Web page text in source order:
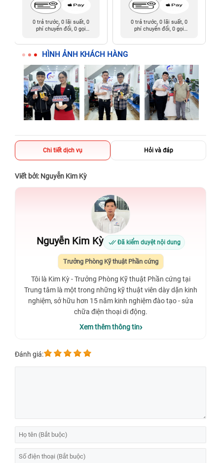
0 trả trước, 0 lãi suất, 0
phí chuyển đổi, 0 gọi
0 trả trước, 0 lãi suất, 0
phí chuyển đổi, 0 gọi
HÌNH ẢNH KHÁCH HÀNG
Chi tiết dịch vụ Hỏi và đáp
Viết bởi: Nguyễn Kim Kỳ
Nguyễn Kim Kỳ Đã kiểm duyệt nội dung
Trưởng Phòng Kỹ thuật Phần cứng
Tôi là Kim Kỳ - Trưởng Phòng Kỹ thuật Phần cứng tại
Trung tâm là một trong những kỹ thuật viên dày dặn kinh
nghiệm, sở hữu hơn 15 năm kinh nghiệm đào tạo - sửa
chữa điện thoại di động.
Xem thêm thông tin
Đánh giá: